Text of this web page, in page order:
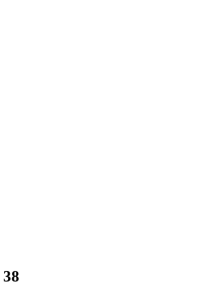
38